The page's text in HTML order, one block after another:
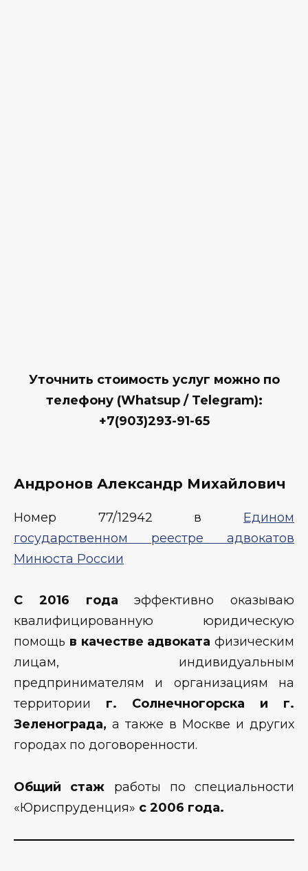
Уточнить стоимость услуг можно по
телефону (Whatsup / Telegram):
+7(903)293-91-65
Андронов Александр Михайлович
Номер 77/12942 в Едином
государственном реестре адвокатов
Минюста России
С 2016 годаэффективно оказываю
квалифицированную юридическую
помощь в качестве адвоката физическим
лицам, индивидуальным
предпринимателям и организациям на
территории г. Солнечногорска и г.
Зеленограда, а также в Москве и других
городах по договоренности.
Общий стаж работы по специальности
«Юриспруденция» с 2006 года.